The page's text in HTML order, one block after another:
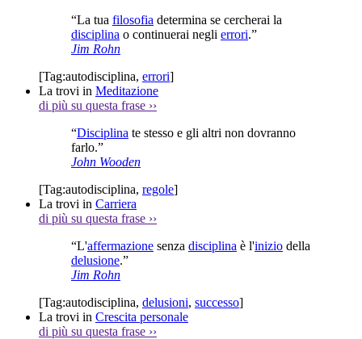
“La tua filosofia determina se cercherai la
disciplina o continuerai negli errori.”
Jim Rohn
[Tag:autodisciplina, errori]
La trovi in Meditazione
di più su questa frase ››
“Disciplina te stesso e gli altri non dovranno
farlo.”
John Wooden
[Tag:autodisciplina, regole]
La trovi in Carriera
di più su questa frase ››
“L'affermazione senza disciplina è l'inizio della
delusione.”
Jim Rohn
[Tag:autodisciplina, delusioni, successo]
La trovi in Crescita personale
di più su questa frase ››